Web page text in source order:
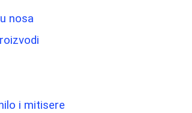
nosa
i mitisere